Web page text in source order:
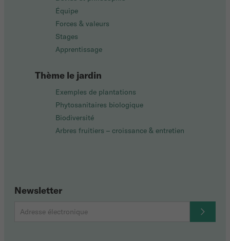
Équipe
Forces & valeurs
Stages
Apprentissage
Thème le jardin
Exemples de plantations
Phytosanitaires biologique
Biodiversité
Arbres fruitiers – croissance & entretien
Newsletter